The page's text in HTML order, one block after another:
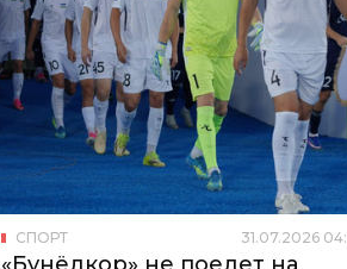
СПОРТ 31.07.2026 04:
«Бунёдкор» не поедет на